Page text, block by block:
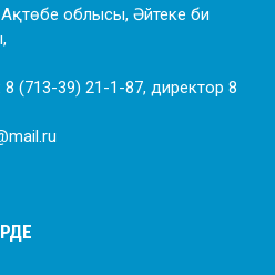
облысы, Әйтеке би
8 (713-39) 21-1-87, директор 8